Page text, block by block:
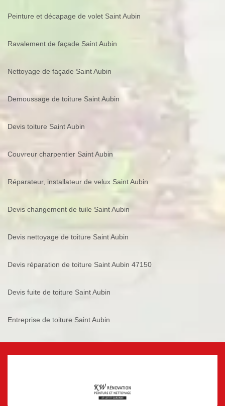
Peinture et décapage de volet Saint Aubin
Ravalement de façade Saint Aubin
Nettoyage de façade Saint Aubin
Demoussage de toiture Saint Aubin
Devis toiture Saint Aubin
Couvreur charpentier Saint Aubin
Réparateur, installateur de velux Saint Aubin
Devis changement de tuile Saint Aubin
Devis nettoyage de toiture Saint Aubin
Devis réparation de toiture Saint Aubin 47150
Devis fuite de toiture Saint Aubin
Entreprise de toiture Saint Aubin